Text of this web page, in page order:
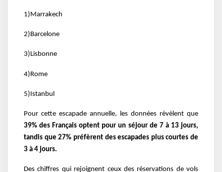
1)Marrakech
2)Barcelone
3)Lisbonne
4)Rome
5)Istanbul
Pour cette escapade annuelle, les données révèlent que
39% des Français optent pour un séjour de 7 à 13 jours,
tandis que 27% préfèrent des escapades plus courtes de
3 à 4 jours.
Des chiffres qui rejoignent ceux des réservations de vols